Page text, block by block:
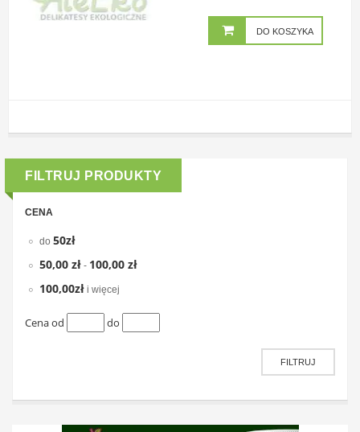
DO KOSZYKA
FILTRUJ PRODUKTY
CENA
do 50zł
50,00 zł - 100,00 zł
100,00zł i więcej
Cena od do
FILTRUJ